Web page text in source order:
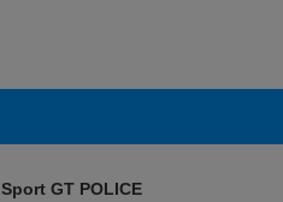
Sport GT POLICE